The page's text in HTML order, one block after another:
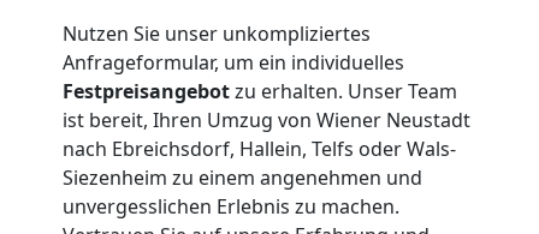
Nutzen Sie unser unkompliziertes
Anfrageformular, um ein individuelles
Festpreisangebotzu erhalten. Unser Team
ist bereit, Ihren Umzug von Wiener Neustadt
nach Ebreichsdorf, Hallein, Telfs oder Wals-
Siezenheim zu einem angenehmen und
unvergesslichen Erlebnis zu machen.
Kunsttransport
Wiener
Neustadt